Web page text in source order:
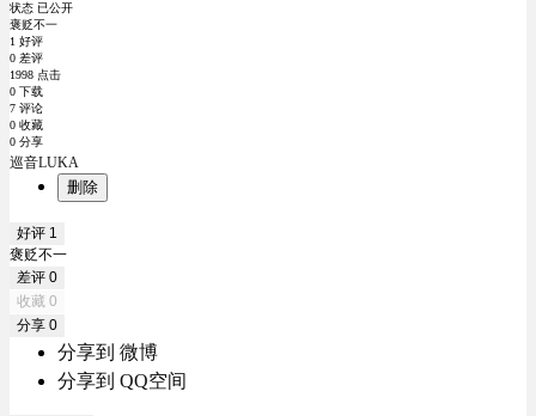
状态 已公开
褒贬不一
1 好评
0 差评
1998 点击
0 下载
7 评论
0 收藏
0 分享
巡音LUKA
删除
好评 1
褒贬不一
差评 0
收藏 0
分享 0
分享到 微博
分享到 QQ空间